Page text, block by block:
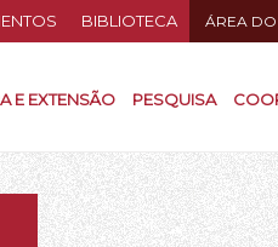
BIBLIOTECA ÁREA
E EXTENSÃO PESQUISA